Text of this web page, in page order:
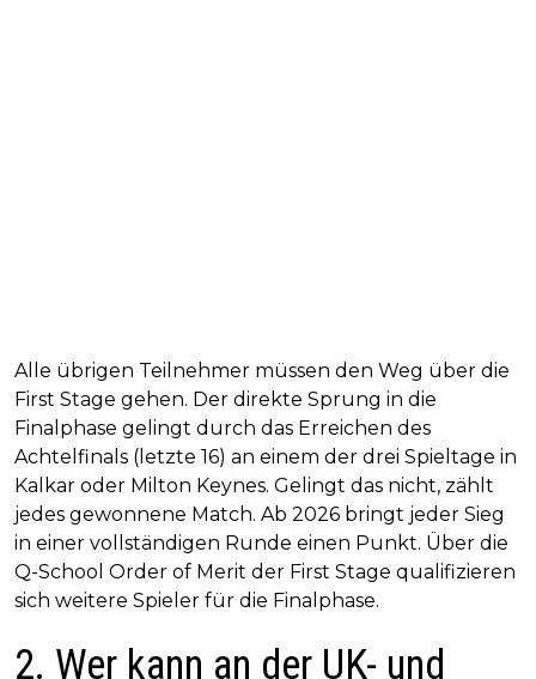
Alle übrigen Teilnehmer müssen den Weg über die
First Stage gehen. Der direkte Sprung in die
Finalphase gelingt durch das Erreichen des
Achtelfinals (letzte 16) an einem der drei Spieltage in
Kalkar oder Milton Keynes. Gelingt das nicht, zählt
jedes gewonnene Match. Ab 2026 bringt jeder Sieg
in einer vollständigen Runde einen Punkt. Über die
Q-School Order of Merit der First Stage qualifizieren
sich weitere Spieler für die Finalphase.
2. Wer kann an der UK- und